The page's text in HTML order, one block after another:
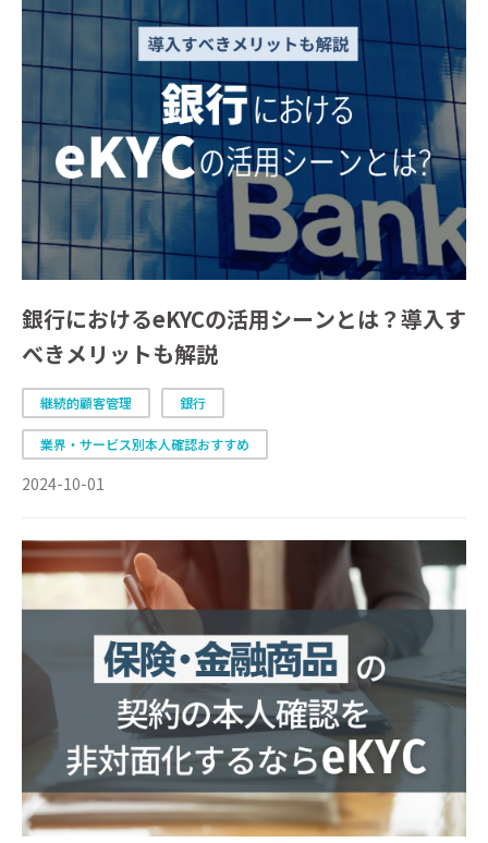
銀行におけるeKYCの活用シーンとは？導入す
べきメリットも解説
継続的顧客管理 銀行
業界・サービス別本人確認おすすめ
2024-10-01